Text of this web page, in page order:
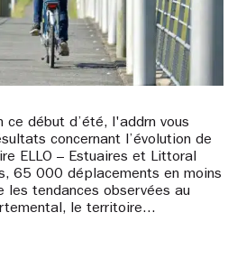
ce début d’été, l'addrn vous
concernant l’évolution de
ELLO – Estuaires et Littoral
65 000 déplacements en moins
les tendances observées au
le territoire...